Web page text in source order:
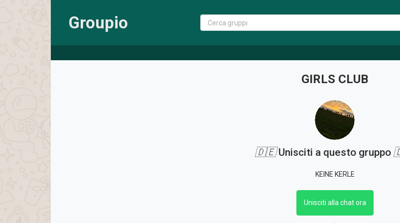
Groupio
GIRLS CLUB
🇩🇪Unisciti a questo gruppo
KEINE KERLE
Unisciti alla chat ora